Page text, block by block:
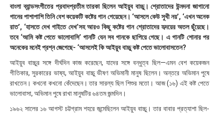
২
২
৫
,
৬
:
২
বাংলা ব্যান্ডসংগীতের প্রবাদপ্রতীম তারকা ছিলেন আইয়ুব বাচ্চু। শ্রোতাদের উন্মদনা জাগানো
গানের পাশাপাশি তিনি বেশ কয়েকটি কষ্টের গান গেয়েছেন। ‘আসলে কেউ সুখী নয়’, ‘এখন অনেক
রাত’, ‘হাসতে দেখ গাইতে দেখ’সহ আরও কিছু কষ্টের গান শ্রোতাদের হৃদয়ের অতল ছুঁয়েছে।
তবে ‘আমি কষ্ট পেতে ভালোবাসি’ গানটি যেন সব গানকে ছাপিয়ে গেছে। এ গানটি শোনার পর
অনেকের মনেই প্রশ্ন জেগেছে- ‘আসলেই কি আইয়ুব বাচ্চু কষ্ট পেতে ভালোবাসতেন?
আইয়ুব বাচ্চুর সঙ্গে দীর্ঘদিন কাজ করেছেন, যাদের সঙ্গে বন্ধুত্ব ছিল—এমন বেশ কয়েকজন
গীতিকার, সুরকারের ভাষ্য, আইয়ুব বাচ্চু ভীষণ অভিমানী মানুষ ছিলেন। অন্তরে অভিমান পুষে
রাখতেন। কখনো কখনো কেঁদেছেন। তার সারল্য ছিল শিশুর মতো। আজ (১৬) এই কষ্ট পেতে
ভালোবাসা, অভিমান পুষে রাখা মানুষটির ৬৪তম জন্মদিন।
১৯৬২ সালের ১৬ আগস্ট চট্টগ্রাম শহরে জন্মেছিলেন আইয়ুব বাচ্চু। তার বাবার প্রত্যাশা ছিল-